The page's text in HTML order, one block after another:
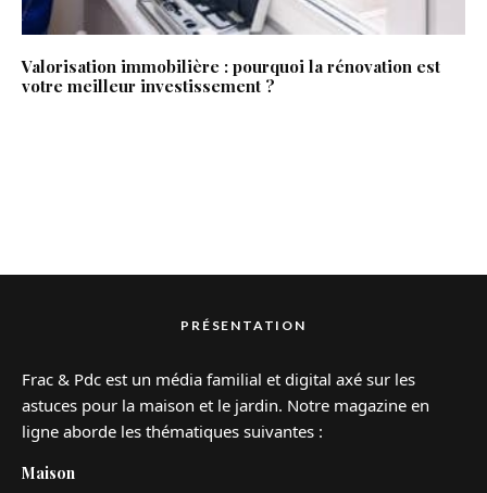
Valorisation immobilière : pourquoi la rénovation est
votre meilleur investissement ?
PRÉSENTATION
Frac & Pdc est un média familial et digital axé sur les
astuces pour la maison et le jardin. Notre magazine en
ligne aborde les thématiques suivantes :
Maison